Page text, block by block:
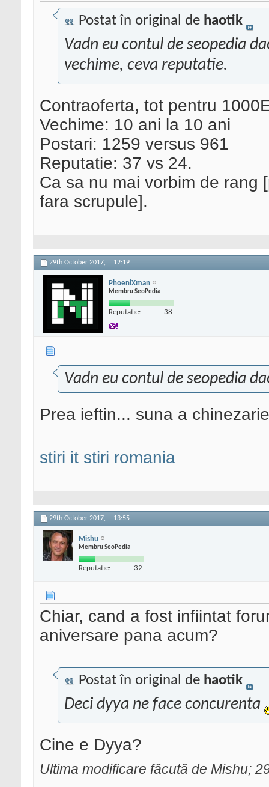
Postat în original de haotik
Vadn eu contul de seopedia
vechime, ceva reputatie.
Contraoferta, tot pentru
Vechime: 10 ani la 10 ani
Postari: 1259 versus 961
Reputatie: 37 vs 24.
Ca sa nu mai vorbim de rang
fara scrupule].
29th October 2017, 12:19
PhoeniXman
Membru SeoPedia
Reputatie: 38
Vadn eu contul de seopedia
Prea ieftin... suna a
stiri it stiri romania
29th October 2017, 13:55
Mishu
Membru SeoPedia
Reputatie: 32
Chiar, cand a fost infiintat
aniversare pana acum?
Postat în original de haotik
Deci dyya ne face concurenta
Cine e Dyya?
Ultima modificare făcută de Mishu;